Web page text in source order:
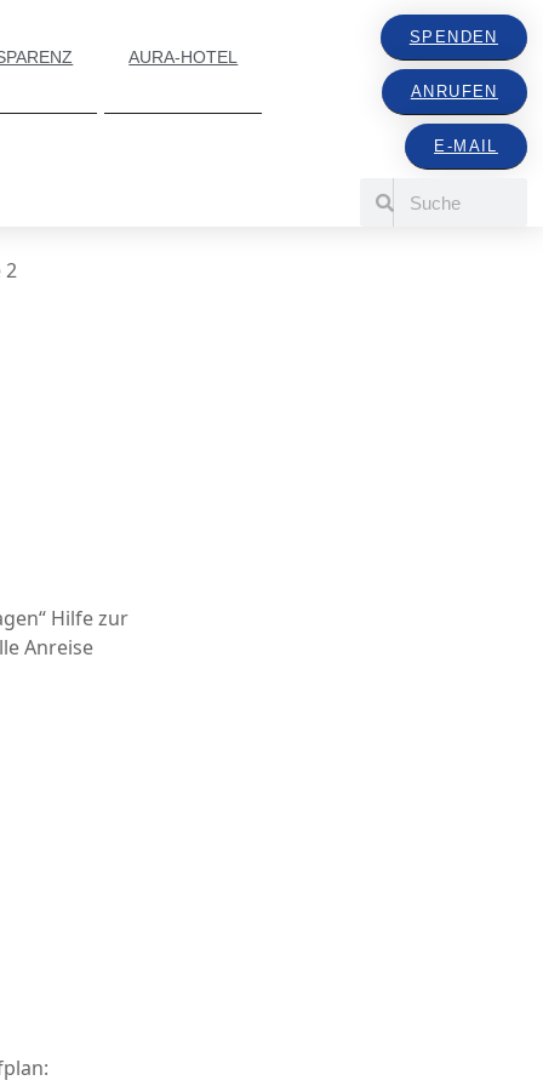
AURA-HOTEL
SPENDEN
ANRUFEN
E-MAIL
2
Hilfe zur
Anreise